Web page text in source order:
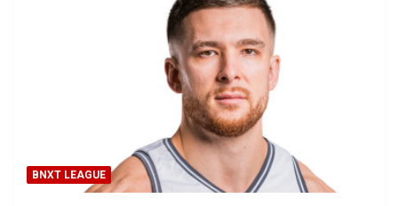
BNXT LEAGUE